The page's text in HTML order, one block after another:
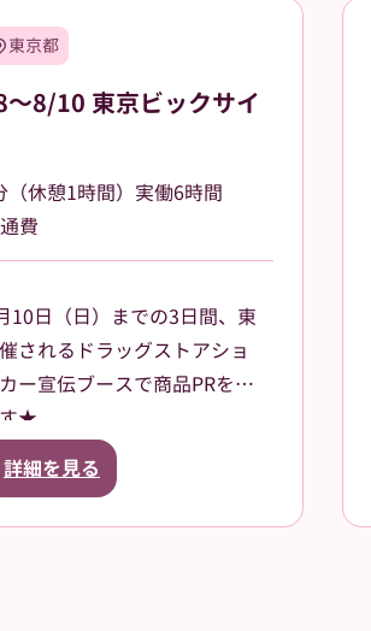
東京都
～8/10 東京ビックサイ
休憩1時間）実働6時間
費
10日（日）までの3日間、東
されるドラッグストアショ
ー宣伝ブースで商品PRをし
す★
、CMなどでも知名度がある
されたお客様に、お声掛けや
詳細を見る